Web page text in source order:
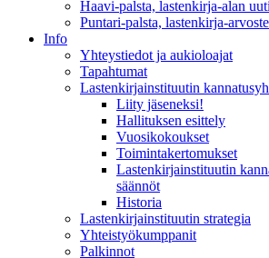
Haavi-palsta, lastenkirja-alan
Puntari-palsta, lastenkirja-
Info
Yhteystiedot ja aukioloajat
Tapahtumat
Lastenkirjainstituutin
Liity jäseneksi!
Hallituksen esittely
Vuosikokoukset
Toimintakertomukset
Lastenkirjainstituutin
säännöt
Historia
Lastenkirjainstituutin strategia
Yhteistyökumppanit
Palkinnot